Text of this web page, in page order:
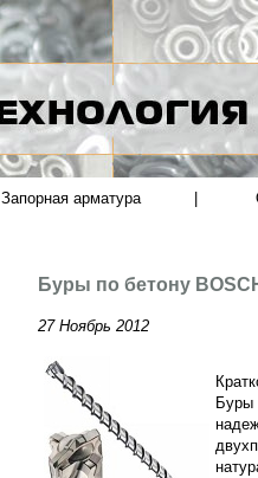
Запорная арматура
Буры по бетону
27 Ноябрь 2012
Буры